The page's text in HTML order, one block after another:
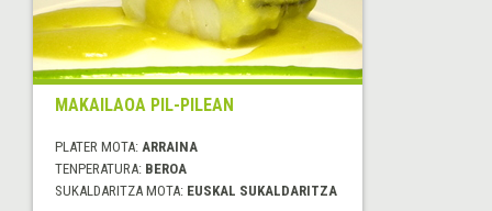
MAKAILAOA PIL-PILEAN
PLATER MOTA: ARRAINA
TENPERATURA: BEROA
SUKALDARITZA MOTA: EUSKAL SUKALDARITZA